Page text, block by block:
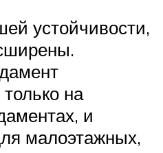
устойчивости,
на
и
малоэтажных,